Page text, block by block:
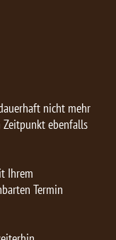
nicht mehr
Zeitpunkt ebenfalls
Ihrem
Termin